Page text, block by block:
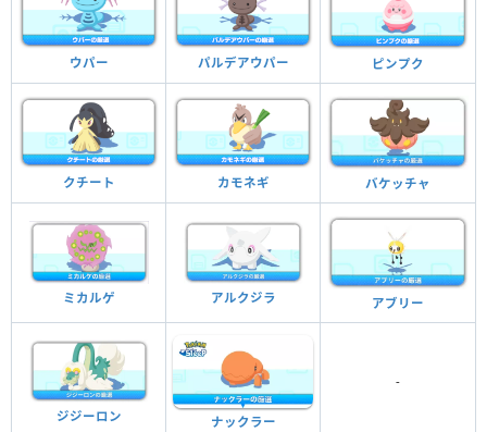
ウパー パルデアウパー ピンプク
クチート カモネギ バケッチャ
ミカルゲ アルクジラ アブリー
ジジーロン ナックラー
-